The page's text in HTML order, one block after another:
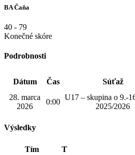
BA Čaňa
40 - 79
Konečné skóre
Podrobnosti
Dátum Čas Súťaž
28. marca
2026
0:00
U17 – skupina o 9.-
2025/2026
Výsledky
Tím
T